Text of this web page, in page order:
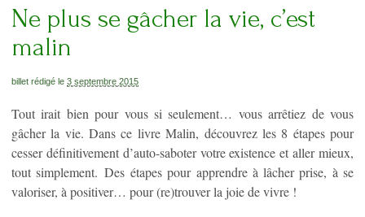
Ne plus se gâcher la vie, c’est
malin
billet rédigé le 3 septembre 2015
Tout irait bien pour vous si seulement… vous arrêtiez de vous
gâcher la vie. Dans ce livre Malin, découvrez les 8 étapes pour
cesser définitivement d’auto-saboter votre existence et aller mieux,
tout simplement. Des étapes pour apprendre à lâcher prise, à se
valoriser, à positiver… pour (re)trouver la joie de vivre !